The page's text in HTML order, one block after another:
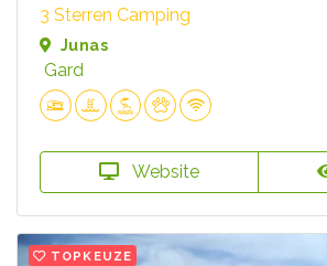
3 Sterren Camping
Junas
Gard
Website
TOPKEUZE